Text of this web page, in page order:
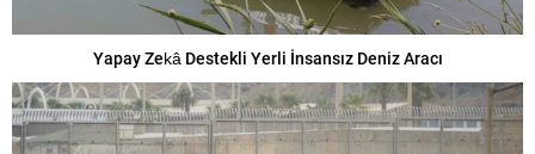
Yapay Zekâ Destekli Yerli İnsansız Deniz Aracı